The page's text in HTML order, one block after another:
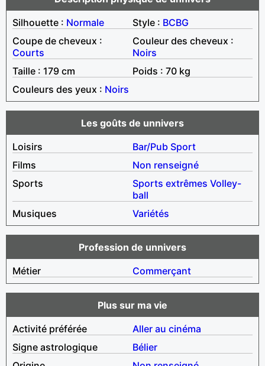
Silhouette : Normale Style : BCBG
Coupe de cheveux :
Courts
Couleur des cheveux :
Noirs
Taille : 179 cm
Poids : 70 kg
Couleurs des yeux : Noirs
Les goûts de unnivers
Loisirs
Bar/Pub Sport
Films
Non renseigné
Sports
Sports extrêmes Volley-
ball
Musiques
Variétés
Profession de unnivers
Métier
Commerçant
Plus sur ma vie
Activité préférée
Aller au cinéma
Signe astrologique
Bélier